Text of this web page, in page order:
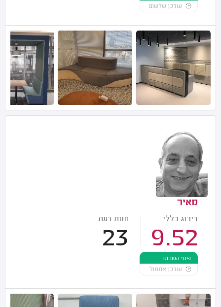
עודכן שלשום
מאיר
דירוג כללי
9.52
חוות דעת
23
פנוי השבוע
עודכן אתמול